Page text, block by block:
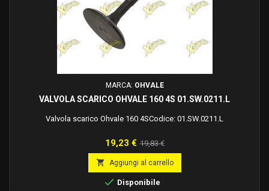
MARCA: OHVALE
VALVOLA SCARICO OHVALE 160 4S 01.SW.0211.L
Valvola scarico Ohvale 160 4SCodice: 01.SW.0211.L
Prezzo
19,23 € Prezzo
base
19,83 €
 Aggiungi al carrello
 Disponibile